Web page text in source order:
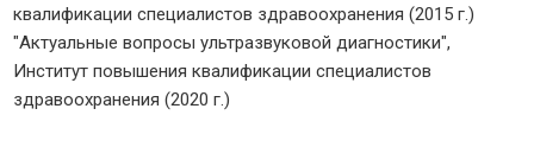
квалификации специалистов здравоохранения (2015 г.)
"Актуальные вопросы ультразвуковой диагностики",
Институт повышения квалификации специалистов
здравоохранения (2020 г.)